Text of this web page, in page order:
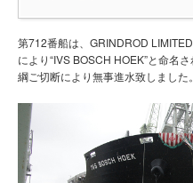
第712番船は、GRINDROD
により“IVS BOSCH HOEK”と命名
綱ご切断により無事進水致しました。